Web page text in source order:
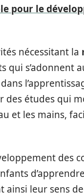
pour le
nécessitant la
qui s’adonnent
des études qui
et les mains,
des
leur sens